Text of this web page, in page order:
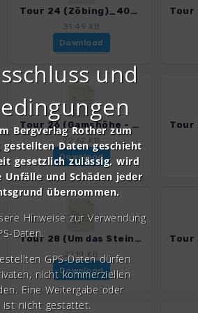
Tour 24 (Zöbing)_4050_2.gpx
31.49 KB
Download
Tour 26 (Gamshöhe - Schanzriedel)_4050_2.gpx
22.62 KB
Download
Tour 28 (Um das Steinbachtal)_4050_2.gpx
27.19 KB
Download
und
Bergverlag Rother zum
Daten geschieht
gesetzlich zulässig, wird
und Schäden jeder
übernommen.
Hinweise zur Verwendung
Daten.
GPS-Daten dürfen
nicht kommerziellen
Eine Weitergabe oder
ist nicht gestattet.